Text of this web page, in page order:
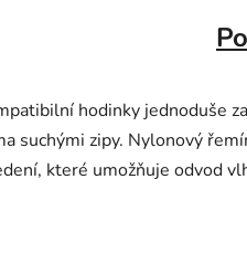
hodinky jednoduše
suchými zipy. Nylonový
které umožňuje odvod